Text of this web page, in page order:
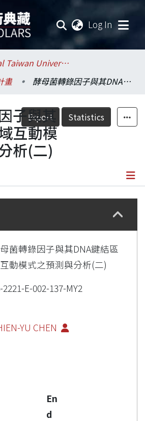
Log In
.National Taiwan University / 國立臺灣大學
畫
酵母菌轉錄因子與其DNA鍵結區域互動模式之預測與分析(二)
Export Statistics
子與其
互動模
析(二)
Details
菌轉錄因子與其DNA鍵結區
動模式之預測與分析(二)
2221-E-002-137-MY2
YU CHEN
En
d